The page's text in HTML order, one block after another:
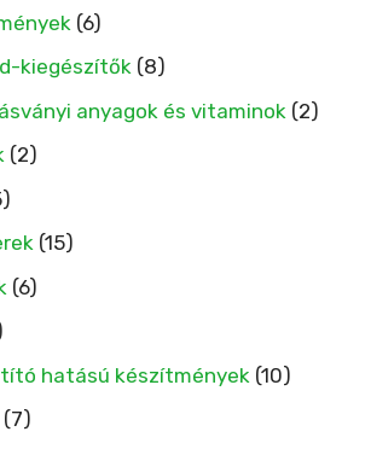
(6)
kiegészítők (8)
anyagok és vitaminok (2)
(2)
(15)
(6)
hatású készítmények (10)
(7)